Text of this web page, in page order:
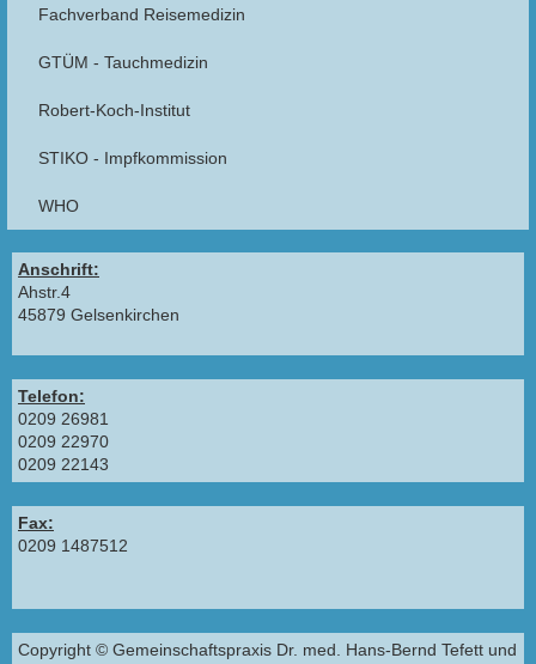
Fachverband Reisemedizin
GTÜM - Tauchmedizin
Robert-Koch-Institut
STIKO - Impfkommission
WHO
Anschrift:
Ahstr.4
45879 Gelsenkirchen
Telefon:
0209 26981
0209 22970
0209 22143
Fax:
0209 1487512
Copyright © Gemeinschaftspraxis Dr. med. Hans-Bernd Tefett und